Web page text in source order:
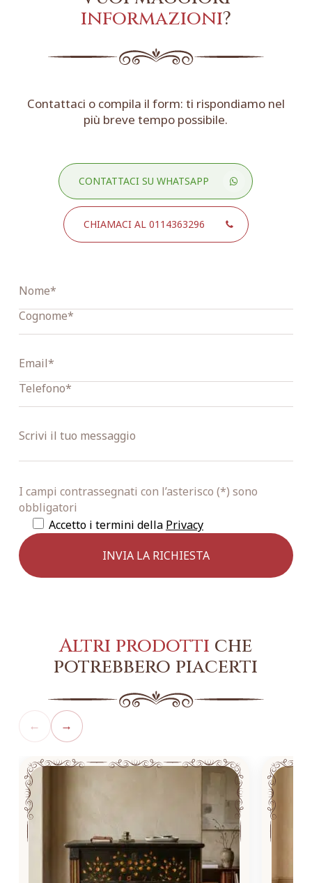
informazioni?
Contattaci o compila il form: ti rispondiamo nel
più breve tempo possibile.
CONTATTACI SU WHATSAPP
CHIAMACI AL 0114363296
I campi contrassegnati con l’asterisco (*) sono
obbligatori
Accetto i termini della Privacy
Altri prodotti che
potrebbero piacerti
← →